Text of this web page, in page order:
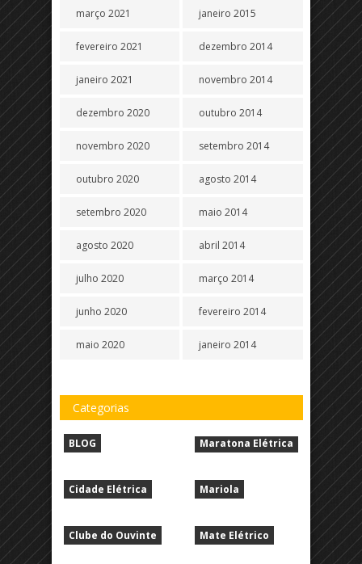
março 2021
fevereiro 2021
janeiro 2021
dezembro 2020
novembro 2020
outubro 2020
setembro 2020
agosto 2020
julho 2020
junho 2020
maio 2020
janeiro 2015
dezembro 2014
novembro 2014
outubro 2014
setembro 2014
agosto 2014
maio 2014
abril 2014
março 2014
fevereiro 2014
janeiro 2014
Categorias
BLOG
Cidade Elétrica
Clube do Ouvinte
Maratona Elétrica
Mariola
Mate Elétrico